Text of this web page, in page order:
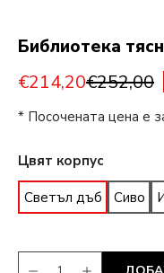
Библиотека
€214,20€252,00
* Посочената цена е
Цвят корпус
Светъл дъб Сиво